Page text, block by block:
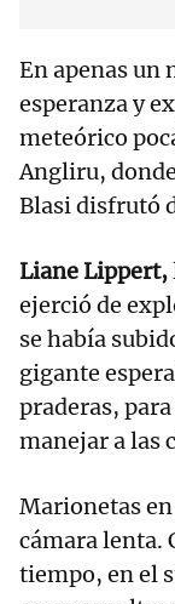
En apenas un
esperanza y
meteórico
Angliru,
Blasi disfrutó
Liane Lippert,
ejerció de
se había
gigante
praderas,
manejar a las
Marionetas en
cámara lenta.
tiempo, en el